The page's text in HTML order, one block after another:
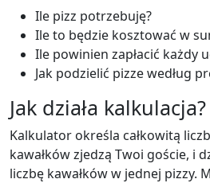
Ile pizz potrzebuję?
Ile to będzie kosztować w
Ile powinien zapłacić każdy
Jak podzielić pizze według
Jak działa kalkulacja?
Kalkulator określa całkowitą
kawałków zjedzą Twoi goście, i
liczbę kawałków w jednej pizzy.